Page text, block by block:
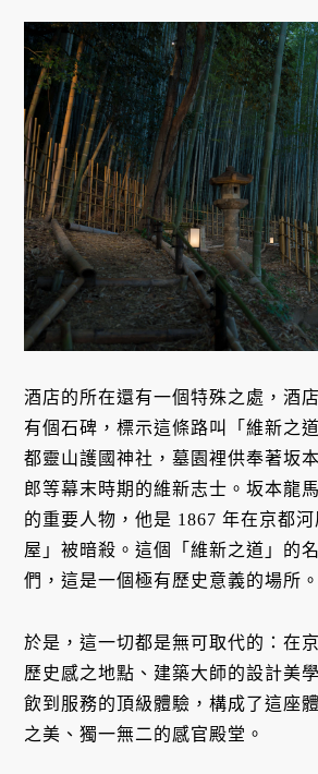
酒店的所在還有一個特殊之處，酒
有個石碑，標示這條路叫「維新之
都靈山護國神社，墓園裡供奉著坂
郎等幕末時期的維新志士。坂本龍
的重要人物，他是 1867 年在京都
屋」被暗殺。這個「維新之道」的
們，這是一個極有歷史意義的場所。
於是，這一切都是無可取代的：在
歷史感之地點、建築大師的設計美
飲到服務的頂級體驗，構成了這座
之美、獨一無二的感官殿堂。